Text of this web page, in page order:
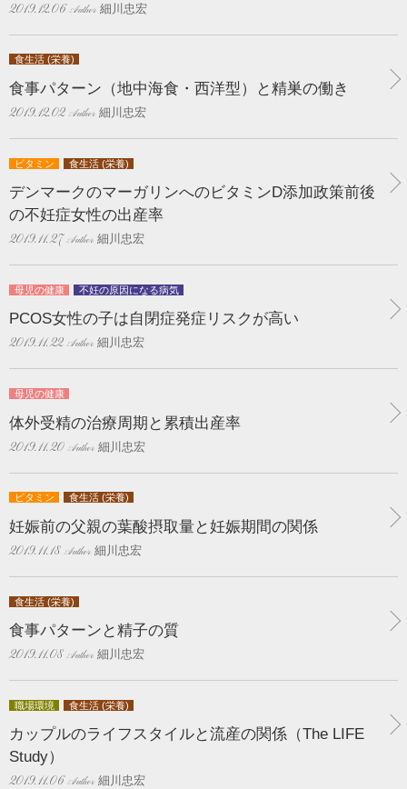
2019.12.06 細川忠宏
食生活 (栄養)
食事パターン（地中海食・西洋型）と精巣の働き
2019.12.02 細川忠宏
ビタミン 食生活 (栄養)
デンマークのマーガリンへのビタミンD添加政策前後
の不妊症女性の出産率
2019.11.27 細川忠宏
母児の健康 不妊の原因になる病気
PCOS女性の子は自閉症発症リスクが高い
2019.11.22 細川忠宏
母児の健康
体外受精の治療周期と累積出産率
2019.11.20 細川忠宏
ビタミン 食生活 (栄養)
妊娠前の父親の葉酸摂取量と妊娠期間の関係
2019.11.18 細川忠宏
食生活 (栄養)
食事パターンと精子の質
2019.11.08 細川忠宏
職場環境 食生活 (栄養)
カップルのライフスタイルと流産の関係（The LIFE
Study）
2019.11.06 細川忠宏